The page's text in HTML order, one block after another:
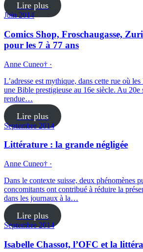
Lire plus
Juin 2014
Comics Shop, Froschaugasse,
pour les 7 à 77 ans
Anne Cuneo† ·
L’adresse est mythique, dans cette rue où
une Bible prestigieuse au 16e siècle. Au 20e
rendue…
Lire plus
Septembre 2014
Littérature : la grande négligée
Anne Cuneo† ·
Dans le contexte suisse, deux phénomènes
concomitants ont contribué à réduire la
dans les journaux à la…
Lire plus
Septembre 2014
Isabelle Chassot, l’OFC et la